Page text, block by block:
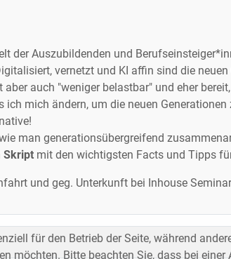
der Auszubildenden und
vernetzt und KI affin sind die
auch "weniger belastbar" und eher
mich ändern, um die neuen
man generations­übergreifend
Skript mit den wichtigsten Facts und Tipps
und geg. Unterkunft bei Inhouse
für den Betrieb der Seite, während
möchten. Bitte beachten Sie, dass bei